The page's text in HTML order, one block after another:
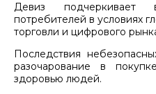
Девиз подчеркивает
потребителей в условиях
торговли и цифрового
Последствия
разочарование в
здоровью людей.